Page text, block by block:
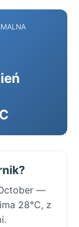
—
28°C, z